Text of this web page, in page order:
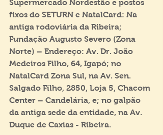
Supermercado Nordestão e postos
fixos do SETURN e NatalCard: Na
antiga rodoviária da Ribeira;
Fundação Augusto Severo (Zona
Norte) – Endereço: Av. Dr. João
Medeiros Filho, 64, Igapó; no
NatalCard Zona Sul, na Av. Sen.
Salgado Filho, 2850, Loja 5, Chacom
Center – Candelária, e; no galpão
da antiga sede da entidade, na Av.
Duque de Caxias - Ribeira.